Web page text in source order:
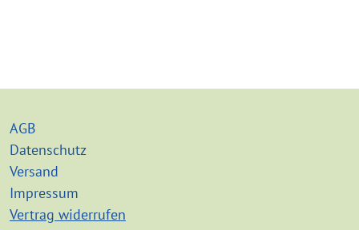
AGB
Datenschutz
Versand
Impressum
Vertrag widerrufen